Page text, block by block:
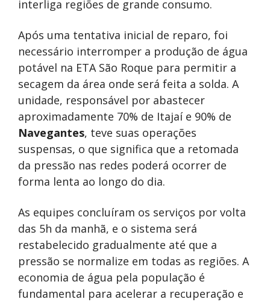
interliga regiões de grande consumo.
Após uma tentativa inicial de reparo, foi
necessário interromper a produção de água
potável na ETA São Roque para permitir a
secagem da área onde será feita a solda. A
unidade, responsável por abastecer
aproximadamente 70% de Itajaí e 90% de
Navegantes, teve suas operações
suspensas, o que significa que a retomada
da pressão nas redes poderá ocorrer de
forma lenta ao longo do dia.
As equipes concluíram os serviços por volta
das 5h da manhã, e o sistema será
restabelecido gradualmente até que a
pressão se normalize em todas as regiões. A
economia de água pela população é
fundamental para acelerar a recuperação e